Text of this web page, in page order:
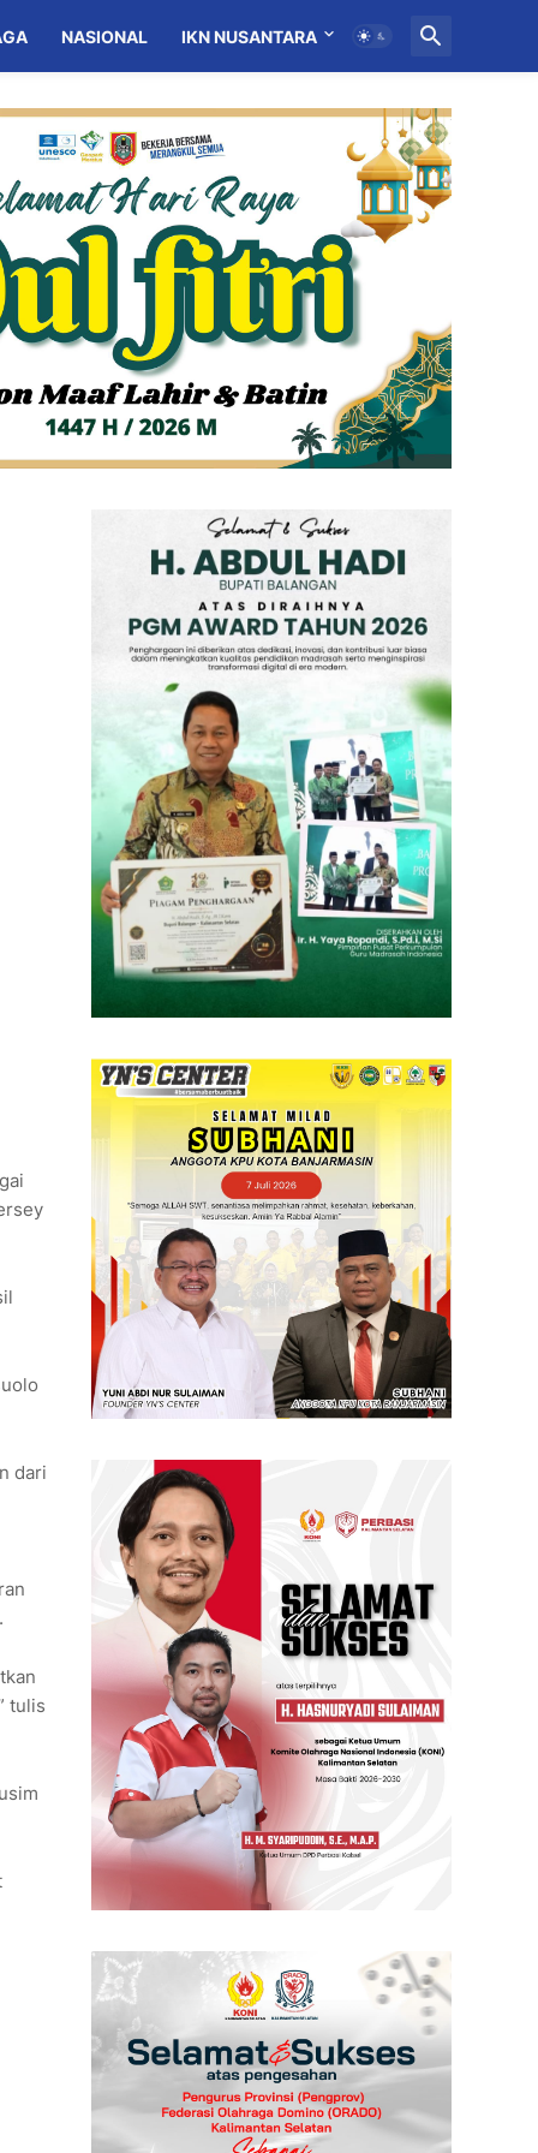
NASIONAL IKN NUSANTARA MITRA
dari
tulis